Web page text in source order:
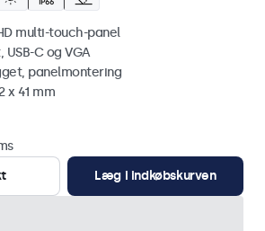
multi-touch-panel
USB-C og VGA
panelmontering
x 41 mm
Læg i indkøbskurven